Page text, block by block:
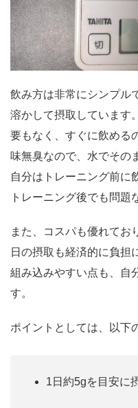
飲み方は非常にシンプル
溶かして摂取しています
要もなく、すぐに飲める
味無臭なので、水でその
自分はトレーニング前に
トレーニング後でも問題
また、コスパも優れてお
日の摂取も経済的に負担
組み込みやすい点も、自
す。
ポイントとしては、以下
1日約5gを目安に